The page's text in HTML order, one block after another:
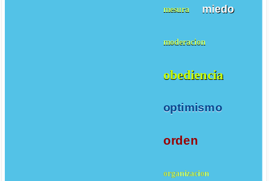
mesura miedo
moderacion
obediencia
optimismo
orden
organizacion